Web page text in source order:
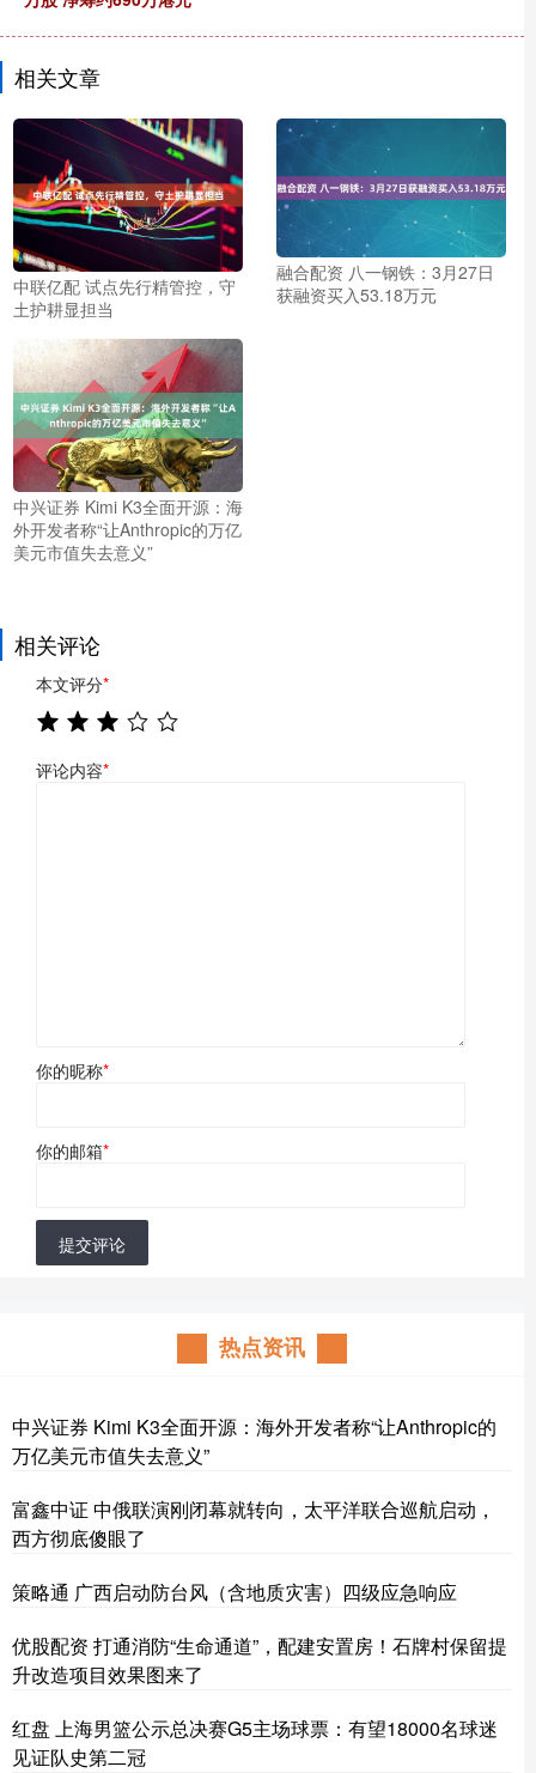
相关文章
中联亿配 试点先行精管控，守
土护耕显担当
融合配资 八一钢铁：3月27日
获融资买入53.18万元
中兴证券 Kimi K3全面开源：海
外开发者称“让Anthropic的万亿
美元市值失去意义”
相关评论
本文评分*
评论内容*
你的昵称*
你的邮箱*
提交评论
热点资讯
中兴证券 Kimi K3全面开源：海外开发者称“让Anthropic的
万亿美元市值失去意义”
富鑫中证 中俄联演刚闭幕就转向，太平洋联合巡航启动，
西方彻底傻眼了
策略通 广西启动防台风（含地质灾害）四级应急响应
优股配资 打通消防“生命通道”，配建安置房！石牌村保留提
升改造项目效果图来了
红盘 上海男篮公示总决赛G5主场球票：有望18000名球迷
见证队史第二冠